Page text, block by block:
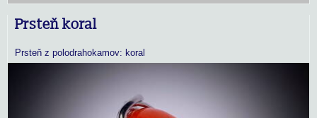
Prsteň koral
Prsteň z polodrahokamov: koral